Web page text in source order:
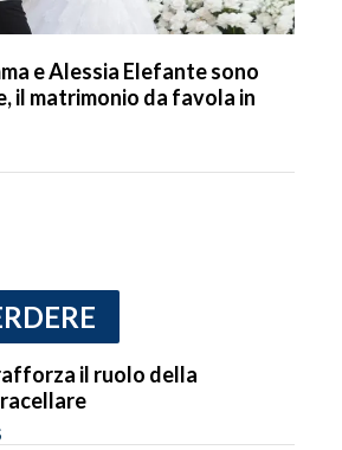
e Alessia Elefante sono
il matrimonio da favola in
il ruolo della